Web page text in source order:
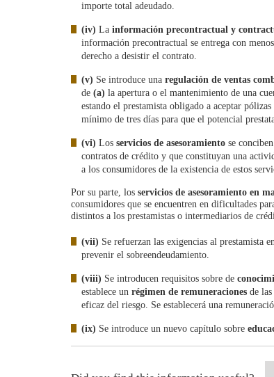
importe total adeudado.
(iv) La información precontractual y
información precontractual se entrega con
derecho a desistir el contrato.
(v) Se introduce una regulación de ventas
de (a) la apertura o el mantenimiento de una
estando el prestamista obligado a aceptar
mínimo de tres días para que el potencial
(vi) Los servicios de asesoramiento se
contratos de crédito y que constituyan una
a los consumidores de la existencia de estos
Por su parte, los servicios de asesoramiento en
consumidores que se encuentren en dificultades
distintos a los prestamistas o intermediarios de
(vii) Se refuerzan las exigencias al prestamista
prevenir el sobreendeudamiento.
(viii) Se introducen requisitos sobre de
establece un régimen de remuneraciones de
eficaz del riesgo. Se establecerá una
(ix) Se introduce un nuevo capítulo sobre